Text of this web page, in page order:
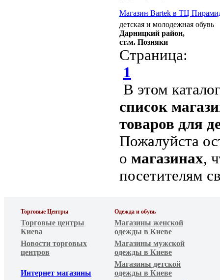
Магазин Bartek в ТЦ
детская и молодежная обувь
Дарницкий район,
ст.м. Позняки
Страница:
1
В этом
список
товаров для
Пожалуйста
о магазинах,
посетителям
Торговые Центры
Торговые центры
Киева
Новости торговых
центров
Интернет магазины
Одежда и обувь
Магазины женской
одежды в Киеве
Магазины мужской
одежды в Киеве
Магазины детской
одежды в Киеве